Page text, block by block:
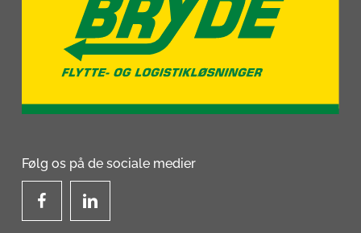
Følg os på de sociale medier
FacebooklinkedIn